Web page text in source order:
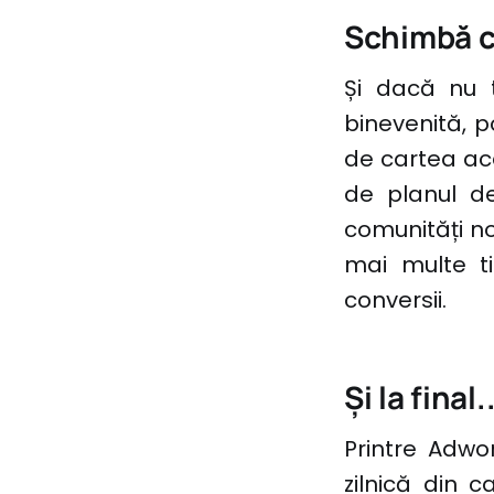
Schimbă
Și dacă nu
binevenită,
de cartea
de planul
comunități
mai multe
conversii.
Și la
Printre
zilnică din